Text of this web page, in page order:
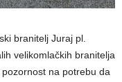
branitelj Juraj pl.
velikomlačkih branitelja
na potrebu da